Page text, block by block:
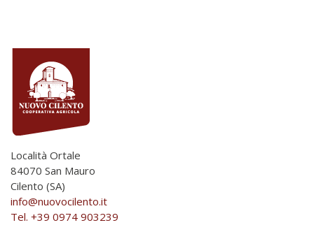
Località Ortale
84070 San Mauro
Cilento (SA)
info@nuovocilento.it
Tel. +39 0974 903239